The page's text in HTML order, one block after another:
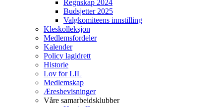
Regnskap 2024
Budsjetter 2025
Valgkomiteens innstilling
Kleskolleksjon
Medlemsfordeler
Kalender
Policy lagidrett
Historie
Lov for LIL
Medlemskap
Æresbevisninger
Våre samarbeidsklubber